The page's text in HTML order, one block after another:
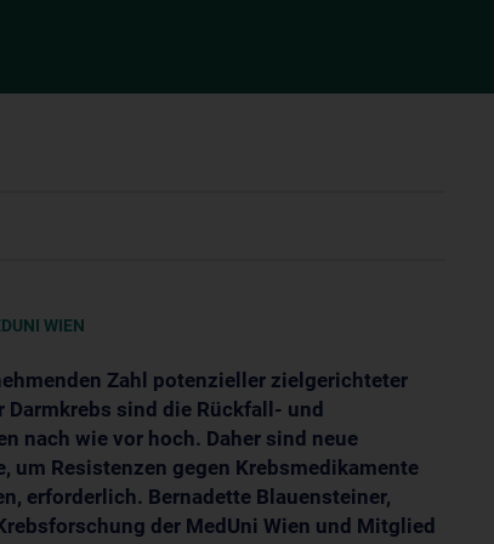
WIEN
Zahl potenzieller zielgerichteter
Darmkrebs sind die Rückfall- und
nach wie vor hoch. Daher sind neue
um Resistenzen gegen Krebsmedikamente
erforderlich. Bernadette Blauensteiner,
der MedUni Wien und Mitglied